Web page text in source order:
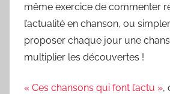
même exercice de commenter
l’actualité en chanson, ou
proposer chaque jour une
multiplier les découvertes !
« Ces chansons qui font l’actu »,